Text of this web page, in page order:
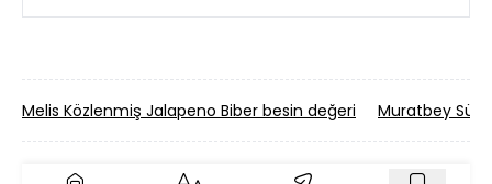
Melis Közlenmiş Jalapeno Biber besin değeri Muratbey